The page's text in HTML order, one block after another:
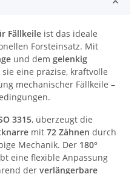
Fällkeile ist das ideale
Forsteinsatz. Mit
und dem gelenkig
eine präzise, kraftvolle
mechanischer Fällkeile –
3315, überzeugt die
mit 72 Zähnen durch
Mechanik. Der 180°
eine flexible Anpassung
der verlängerbare